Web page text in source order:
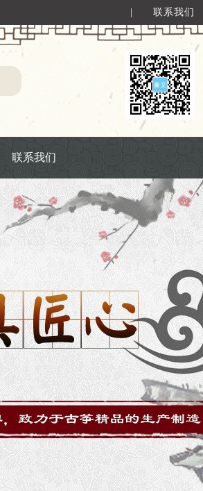
联系我们
联系我们